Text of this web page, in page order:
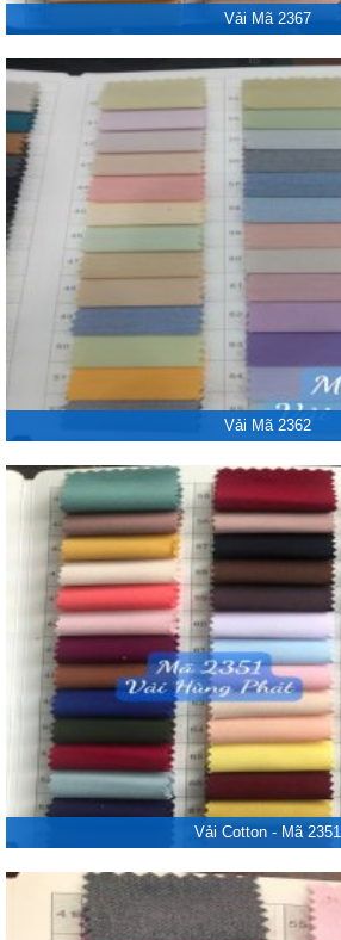
Vải Mã 2367
Vải Mã 2362
Vải Cotton - Mã 2351